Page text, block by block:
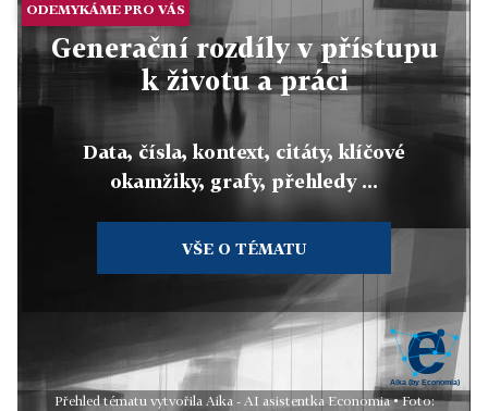
ODEMYKÁME PRO VÁS
Generační rozdíly v přístupu
k životu a práci
Data, čísla, kontext, citáty, klíčové
okamžiky, grafy, přehledy ...
VŠE O TÉMATU
Přehled tématu vytvořila Aika - AI asistentka Economia • Foto: